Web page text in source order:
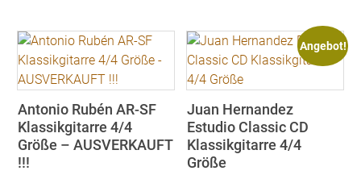
Antonio Rubén AR-SF
Klassikgitarre 4/4
Größe – AUSVERKAUFT
!!!
Angebot!
Juan Hernandez
Estudio Classic CD
Klassikgitarre 4/4
Größe